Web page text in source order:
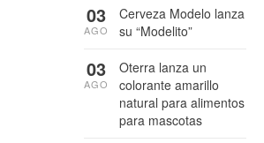
Cerveza Modelo lanza
su “Modelito”
03
AGO
Oterra lanza un
colorante amarillo
natural para alimentos
para mascotas
03
AGO